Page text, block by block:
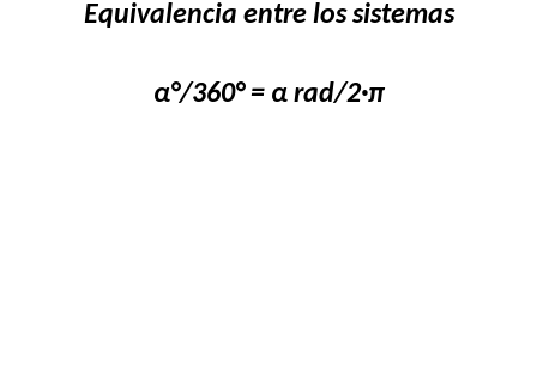
Equivalencia entre los sistemas
α°/360° = α rad/2·π